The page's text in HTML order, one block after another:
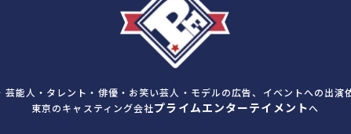
芸能人・タレント・俳優・お笑い芸人・モデルの広告、イベントへの出演
東京のキャスティング会社プライムエンターテイメントへ